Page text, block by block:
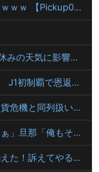
【朗報画像】レゴランドにメガネお姉さん現るｗｗｗｗ 【Pickup07093028】
【日本横断】大型の台風15号(チャンホン)…お盆休みの天気に影響するおそれ
39歳DF長友佑都 現役続行！ FC東京と再契約 J1初制覇で恩返し誓う 今日ホーム町田戦で正式表明
【悲報】アメリカ政府、日本円をアルゼンチン通貨危機と同列扱いへ・・・
私「子供の名前はイマドキより古風なのがいいなぁ」旦那「俺もそう思う」→旦那の考える『イマドキ』がキラキラ系だったから、夫と話をすり合わせるのが難しい
歯医者の待合室で「抜歯と言われたのに痛みが消えた！訴えてやる！」と怒鳴り散らす60代男！2軒の歯医者で同じ診断された癖に、神経が死んで痛みが消えたのを「治った」と錯覚して逆ギレする地獄の迷惑ジジイに遭遇